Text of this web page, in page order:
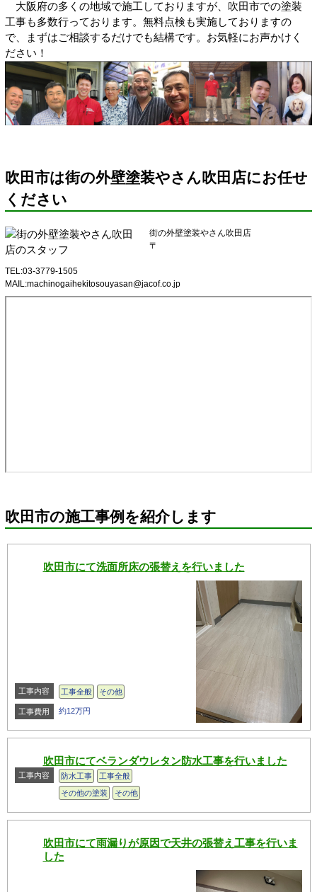
大阪府の多くの地域で施工しておりますが、吹田市での塗装
工事も多数行っております。無料点検も実施しておりますの
で、まずはご相談するだけでも結構です。お気軽にお声かけく
ださい！
吹田市は街の外壁塗装やさん吹田店にお任せ
ください
街の外壁塗装やさん吹田店
〒
TEL:03-3779-1505
MAIL:machinogaihekitosouyasan@jacof.co.jp
吹田市の施工事例を紹介します
吹田市にて洗面所床の張替えを行いました
工事内容 工事全般 その他
工事費用 約12万円
吹田市にてベランダウレタン防水工事を行いました
工事内容 防水工事
工事全般
その他の塗装
その他
吹田市にて雨漏りが原因で天井の張替え工事を行いま
した